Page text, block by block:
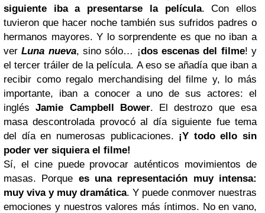
siguiente iba a presentarse la película. Con ellos
tuvieron que hacer noche también sus sufridos padres o
hermanos mayores. Y lo sorprendente es que no iban a
verLuna nueva, sino sólo… ¡dos escenas del filme! y
el tercer tráiler de la película. A eso se añadía que iban a
recibir como regalo merchandising del filme y, lo más
importante, iban a conocer a uno de sus actores: el
inglésJamie Campbell Bower. El destrozo que esa
masa descontrolada provocó al día siguiente fue tema
del día en numerosas publicaciones. ¡Y todo ello sin
poder ver siquiera el filme!
Sí, el cine puede provocar auténticos movimientos de
masas. Porque es una representación muy intensa:
muy viva y muy dramática. Y puede conmover nuestras
emociones y nuestros valores más íntimos. No en vano,